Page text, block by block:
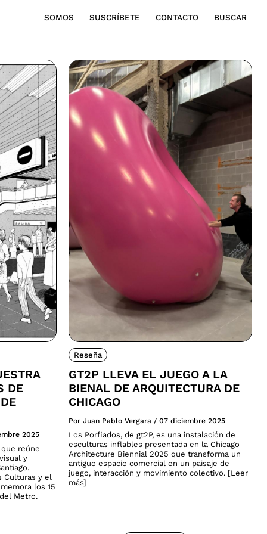
SOMOS SUSCRÍBETE CONTACTO BUSCAR
DE
2025
reúne
y
Culturas y el
los 15
Metro.
Reseña
GT2P LLEVA EL JUEGO A LA
BIENAL DE ARQUITECTURA DE
CHICAGO
Por Juan Pablo Vergara / 07 diciembre 2025
Los Porfiados, de gt2P, es una instalación de
esculturas inflables presentada en la Chicago
Architecture Biennial 2025 que transforma un
antiguo espacio comercial en un paisaje de
juego, interacción y movimiento colectivo. [Leer
más]